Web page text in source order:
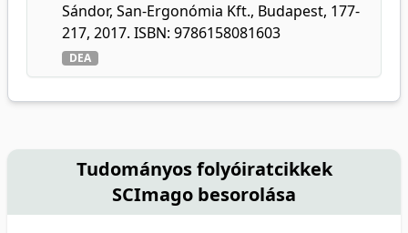
Sándor, San-Ergonómia Kft., Budapest, 177-
217, 2017. ISBN: 9786158081603
DEA
Tudományos folyóiratcikkek
SCImago besorolása